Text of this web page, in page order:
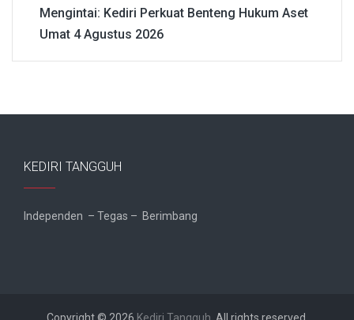
Mengintai: Kediri Perkuat Benteng Hukum Aset
Umat 4 Agustus 2026
KEDIRI TANGGUH
Independen – Tegas – Berimbang